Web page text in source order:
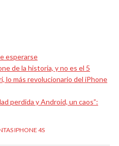
esperarse
de la historia, y no es el 5
lo más revolucionario del iPhone
perdida y Android, un caos”:
IPHONE 4S